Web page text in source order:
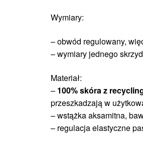
Wymiary:
– obwód regulowany,
– wymiary jednego
Materiał:
– 100% skóra z
przeszkadzają w
– wstążka aksamitna,
– regulacja elastyczne